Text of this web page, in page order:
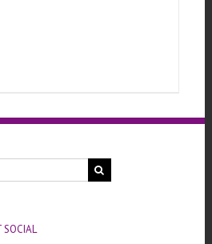
SOCIAL